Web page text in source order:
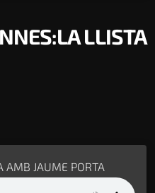
LLISTA
AMB JAUME PORTA